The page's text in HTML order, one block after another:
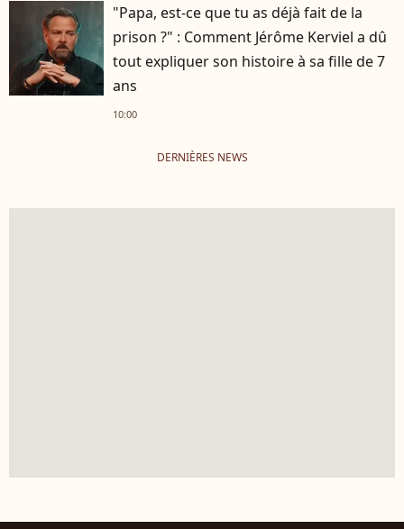
"Papa, est-ce que tu as déjà fait de la
prison ?" : Comment Jérôme Kerviel a dû
tout expliquer son histoire à sa fille de 7
ans
10:00
DERNIÈRES NEWS